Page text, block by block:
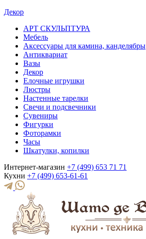
Декор
АРТ СКУЛЬПТУРА
Мебель
Аксессуары для камина, канделябры
Антиквариат
Вазы
Декор
Елочные игрушки
Люстры
Настенные тарелки
Свечи и подсвечники
Сувениры
Фигурки
Фоторамки
Часы
Шкатулки, копилки
Интернет-магазин +7 (499) 653 71 71
Кухни +7 (499) 653-61-61